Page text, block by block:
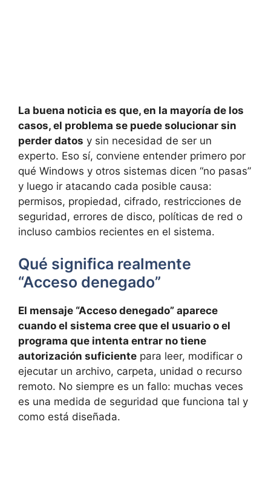
La buena noticia es que, en la mayoría de los
casos, el problema se puede solucionar sin
perder datos y sin necesidad de ser un
experto. Eso sí, conviene entender primero por
qué Windows y otros sistemas dicen “no pasas”
y luego ir atacando cada posible causa:
permisos, propiedad, cifrado, restricciones de
seguridad, errores de disco, políticas de red o
incluso cambios recientes en el sistema.
Qué significa realmente
“Acceso denegado”
El mensaje “Acceso denegado” aparece
cuando el sistema cree que el usuario o el
programa que intenta entrar no tiene
autorización suficiente para leer, modificar o
ejecutar un archivo, carpeta, unidad o recurso
remoto. No siempre es un fallo: muchas veces
es una medida de seguridad que funciona tal y
como está diseñada.